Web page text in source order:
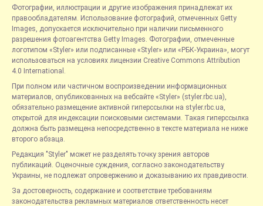
Фотографии, иллюстрации и другие изображения принадлежат их
правообладателям. Использование фотографий, отмеченных Getty
Images, допускается исключительно при наличии письменного
разрешения фотоагентства Getty Images. Фотографии, отмеченные
логотипом «Styler» или подписанные «Styler» или «РБК-Украина», могут
использоваться на условиях лицензии Creative Commons Attribution
4.0 International.
При полном или частичном воспроизведении информационных
материалов, опубликованных на вебсайте «Styler» (styler.rbc.ua),
обязательно размещение активной гиперссылки на styler.rbc.ua,
открытой для индексации поисковыми системами. Такая гиперссылка
должна быть размещена непосредственно в тексте материала не ниже
второго абзаца.
Редакция "Styler" может не разделять точку зрения авторов
публикаций. Оценочные суждения, согласно законодательству
Украины, не подлежат опровержению и доказыванию их правдивости.
За достоверность, содержание и соответствие требованиям
законодательства рекламных материалов ответственность несет